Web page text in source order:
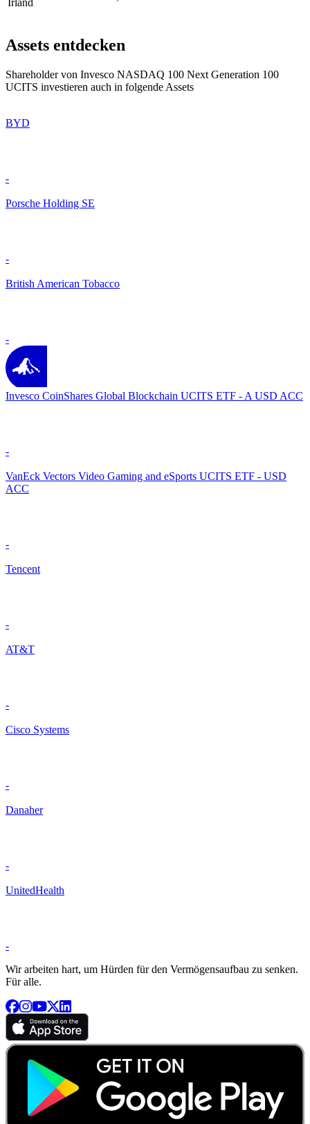
Assets entdecken
Shareholder von Invesco NASDAQ 100 Next Generation 100
UCITS investieren auch in folgende Assets
BYD
-
Porsche Holding SE
-
British American Tobacco
-
Invesco CoinShares Global Blockchain UCITS ETF - A USD ACC
-
VanEck Vectors Video Gaming and eSports UCITS ETF - USD
ACC
-
Tencent
-
AT&T
-
Cisco Systems
-
Danaher
-
UnitedHealth
-
Wir arbeiten hart, um Hürden für den Vermögensaufbau zu senken.
Für alle.